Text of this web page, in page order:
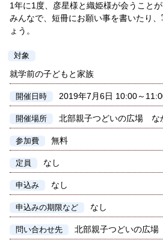
1年に1度、彦星様と織姫様が会うことが
みんなで、短冊にお願い事を書いたり
ょう。
対象
就学前の子どもと家族
開催日時 2019年7月6日 10:00～
開催場所 北部親子つどいの広場 な
参加費 無料
定員 なし
申込み なし
申込みの期限など なし
問い合わせ先 北部親子つどいの広